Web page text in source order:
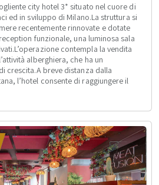
city hotel 3* situato nel cuore di
ed in sviluppo di Milano.La struttura si
recentemente rinnovate e dotate
funzionale, una luminosa sala
contempla la vendita
alberghiera, che ha un
crescita.A breve distanza dalla
l’hotel consente di raggiungere il